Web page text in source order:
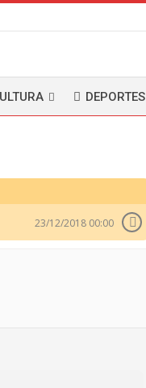
DEPORTES
23/12/2018 00:00